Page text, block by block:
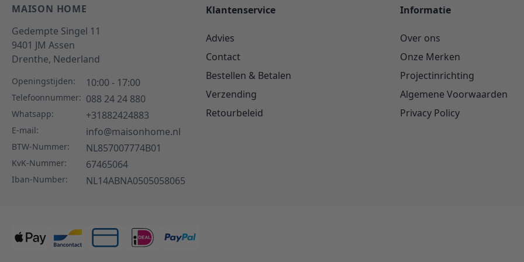
MAISON HOME
Gedempte Singel 11
9401 JM Assen
Drenthe, Nederland
Openingstijden: 10:00 - 17:00
Telefoonnummer: 088 24 24 880
Whatsapp: +31882424883
E-mail: info@maisonhome.nl
BTW-Nummer: NL857007774B01
KvK-Nummer: 67465064
Iban-Number: NL14ABNA0505058065
Klantenservice
Advies
Contact
Bestellen & Betalen
Verzending
Retourbeleid
Informatie
Over ons
Onze Merken
Projectinrichting
Algemene Voorwaarden
Privacy Policy